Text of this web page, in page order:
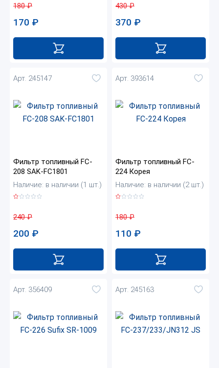
180₽
170 ₽
430₽
370 ₽
Арт. 245147
Фильтр топливный FC-
208 SAK-FC1801
Наличие: в наличии (1 шт.)
240₽
200 ₽
Арт. 393614
Фильтр топливный FC-
224 Корея
Наличие: в наличии (2 шт.)
180₽
110 ₽
Арт. 356409 Арт. 245163